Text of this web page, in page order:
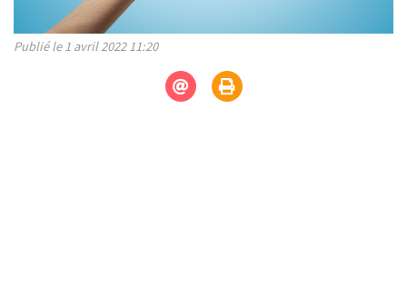
Publié le 1 avril 2022 11:20